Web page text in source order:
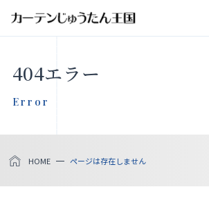
お知らせ
404エラー
Error
HOME ページは存在しません